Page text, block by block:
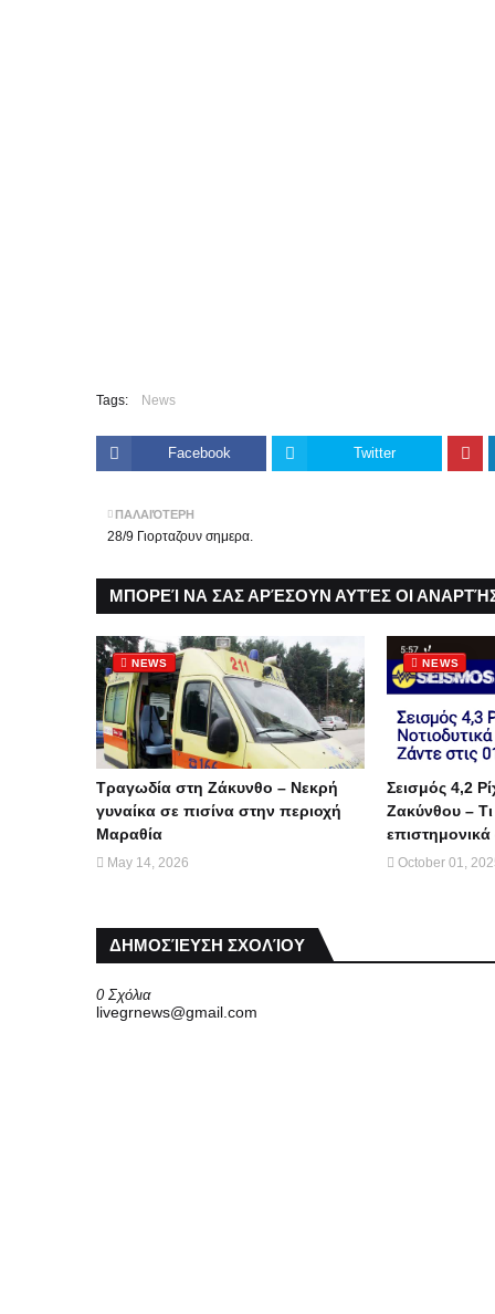
Tags: News
Facebook Twitter
ΠΑΛΑΙΌΤΕΡΗ
28/9 Γιορταζουν σημερα.
ΜΠΟΡΕΊ ΝΑ ΣΑΣ ΑΡΈΣΟΥΝ ΑΥΤΈΣ ΟΙ
NEWS
Τραγωδία στη Ζάκυνθο – Νεκρή
γυναίκα σε πισίνα στην περιοχή
Μαραθία
May 14, 2026
NEWS
Σεισμός 4,2
Ζακύνθου – Τι
October 01,
ΔΗΜΟΣΊΕΥΣΗ ΣΧΟΛΊΟΥ
0 Σχόλια
livegrnews@gmail.com